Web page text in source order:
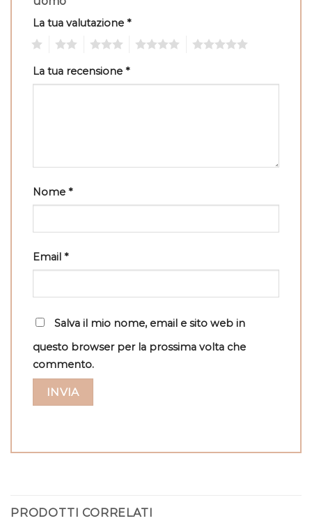
La tua valutazione *
La tua recensione *
Nome *
Email *
Salva il mio nome, email e sito web in
questo browser per la prossima volta che
commento.
PRODOTTI CORRELATI